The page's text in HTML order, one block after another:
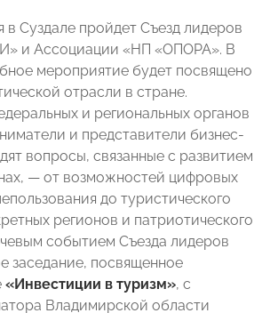
в Суздале пройдет Съезд лидеров
и Ассоциации «НП «ОПОРА». В
мероприятие будет посвящено
отрасли в стране.
и региональных органов
и представители бизнес-
вопросы, связанные с развитием
— от возможностей цифровых
до туристического
регионов и патриотического
событием Съезда лидеров
заседание, посвященное
«Инвестиции в туризм», с
Владимирской области